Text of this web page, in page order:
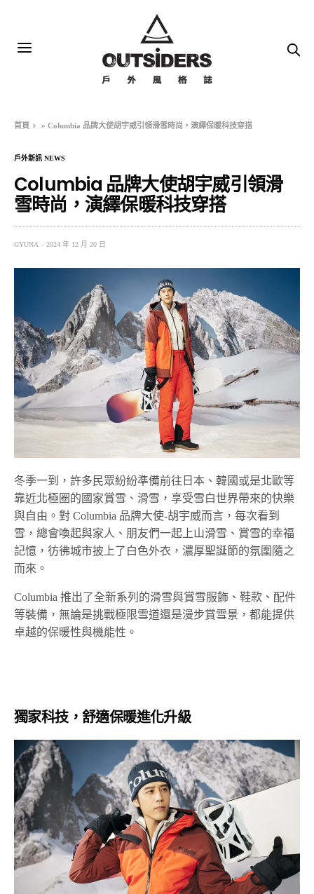
首頁 »Columbia 品牌大使胡宇威引領滑雪時尚，演繹保暖科技穿搭
戶外新訊 NEWS
Columbia 品牌大使胡宇威引領滑
雪時尚，演繹保暖科技穿搭
GYUNA 2024 年 12 月 20 日
冬季一到，許多民眾紛紛準備前往日本、韓國或是北歐等
靠近北極圈的國家賞雪、滑雪，享受雪白世界帶來的快樂
與自由。對 Columbia 品牌大使-胡宇威而言，每次看到
雪，總會喚起與家人、朋友們一起上山滑雪、賞雪的幸福
記憶，彷彿城市披上了白色外衣，濃厚聖誕節的氛圍隨之
而來。
Columbia 推出了全新系列的滑雪與賞雪服飾、鞋款、配件
等裝備，無論是挑戰極限雪道還是漫步賞雪景，都能提供
卓越的保暖性與機能性。
獨家科技，舒適保暖進化升級